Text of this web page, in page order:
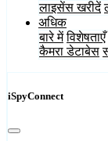
लाइसेंस खरीदें
अधिक
बारे में विशेषताएँ
कैमरा डेटाबेस
iSpyConnect